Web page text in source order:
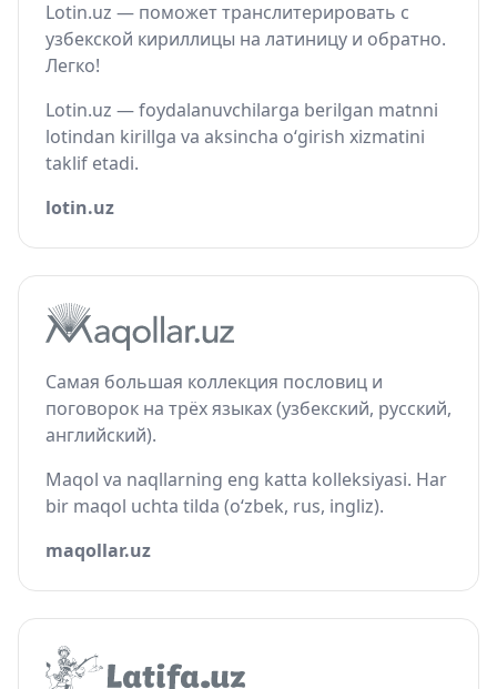
Lotin.uz — поможет транслитерировать с
узбекской кириллицы на латиницу и обратно.
Легко!
Lotin.uz — foydalanuvchilarga berilgan matnni
lotindan kirillga va aksincha o‘girish xizmatini
taklif etadi.
lotin.uz
Самая большая коллекция пословиц и
поговорок на трёх языках (узбекский, русский,
английский).
Maqol va naqllarning eng katta kolleksiyasi. Har
bir maqol uchta tilda (o‘zbek, rus, ingliz).
maqollar.uz